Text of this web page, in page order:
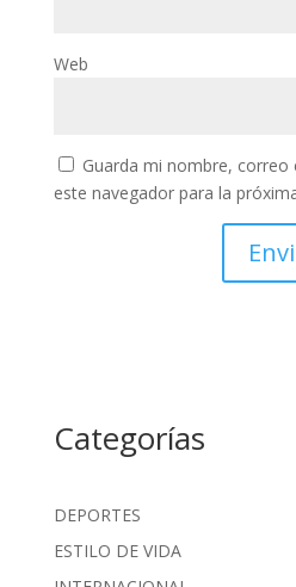
Web
Guarda mi nombre, correo
este navegador para la
Categorías
DEPORTES
ESTILO DE VIDA